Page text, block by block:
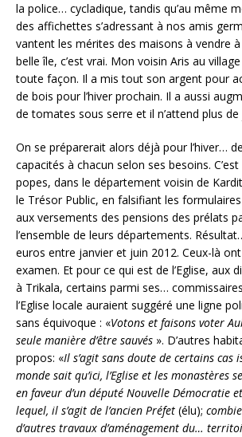
la police… cycladique, tandis qu’au même
des affichettes s’adressant à nos amis
vantent les mérites des maisons à vendre
belle île, c’est vrai. Mon voisin Aris au village
toute façon. Il a mis tout son argent pour
de bois pour l’hiver prochain. Il a aussi
de tomates sous serre et il n’attend plus
On se préparerait alors déjà pour l’hiver…
capacités à chacun selon ses besoins.
popes, dans le département voisin de
le Trésor Public, en falsifiant les formulaires
aux versements des pensions des prélats
l’ensemble de leurs départements.
euros entre janvier et juin 2012. Ceux-là
examen. Et pour ce qui est de l’Eglise, aux
à Trikala, certains parmi ses…
l’Eglise locale auraient suggéré une ligne
sans équivoque : «Votons et faisons voter
seule manière d’être sauvés ». D’autres
propos: «Il s’agit sans doute de certains cas
monde sait qu’ici, l’Eglise et les monastères
en faveur d’un député Nouvelle Démocratie
lequel, il s’agit de l’ancien Préfet (élu);
d’autres travaux d’aménagement du…